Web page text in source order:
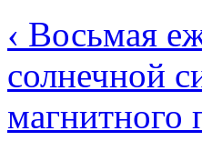
‹ Восьмая
солнечной
магнитного